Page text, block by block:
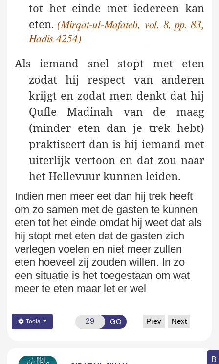
tot het einde met iedereen kan
eten. (Mirqat-ul-Mafateh, vol. 8, pp. 83,
Hadis 4254)
Als iemand snel stopt met eten
zodat hij respect van anderen
krijgt en zodat men denkt dat hij
Qufle Madinah van de maag
(minder eten dan je trek hebt)
praktiseert dan is hij iemand met
uiterlijk vertoon en dat zou naar
het Hellevuur kunnen leiden.
Indien men meer eet dan hij trek heeft
om zo samen met de gasten te kunnen
eten tot het einde omdat hij weet dat als
hij stopt met eten dat de gasten zich
verlegen voelen en niet meer zullen
eten hoeveel zij zouden willen. In zo
een situatie is het toegestaan om wat
meer te eten maar let er wel
Tools GO Prev Next